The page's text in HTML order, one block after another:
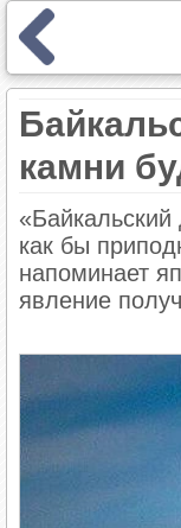
камни
как бы
напоминает
явление